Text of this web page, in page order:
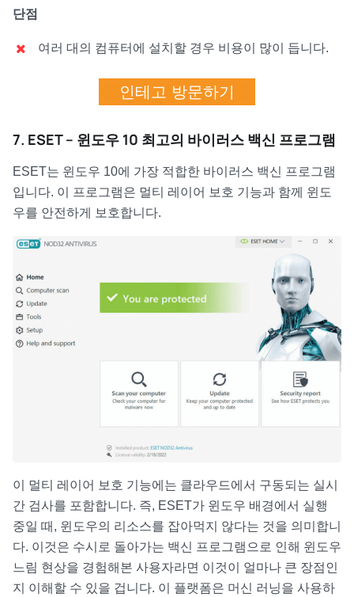
단점
여러 대의 컴퓨터에 설치할 경우 비용이 많이 듭니다.
인테고 방문하기
7. ESET – 윈도우 10 최고의 바이러스 백신 프로그램
ESET는 윈도우 10에 가장 적합한 바이러스 백신 프로그램
입니다. 이 프로그램은 멀티 레이어 보호 기능과 함께 윈도
우를 안전하게 보호합니다.
이 멀티 레이어 보호 기능에는 클라우드에서 구동되는 실시
간 검사를 포함합니다. 즉, ESET가 윈도우 배경에서 실행
중일 때, 윈도우의 리소스를 잡아먹지 않다는 것을 의미합니
다. 이것은 수시로 돌아가는 백신 프로그램으로 인해 윈도우
느림 현상을 경험해본 사용자라면 이것이 얼마나 큰 장점인
지 이해할 수 있을 겁니다. 이 플랫폼은 머신 러닝을 사용하